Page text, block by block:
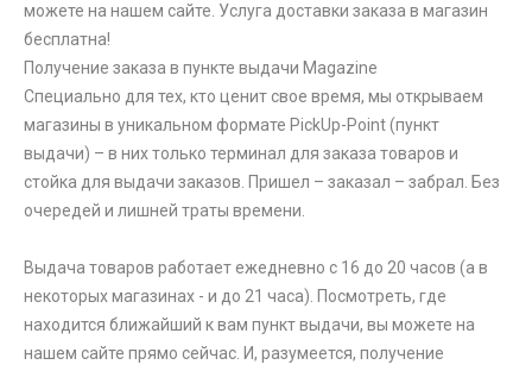
можете на нашем сайте. Услуга доставки заказа в магазин
бесплатна!
Получение заказа в пункте выдачи Magazine
Специально для тех, кто ценит свое время, мы открываем
магазины в уникальном формате PickUp-Point (пункт
выдачи) – в них только терминал для заказа товаров и
стойка для выдачи заказов. Пришел – заказал – забрал. Без
очередей и лишней траты времени.
Выдача товаров работает ежедневно с 16 до 20 часов (а в
некоторых магазинах - и до 21 часа). Посмотреть, где
находится ближайший к вам пункт выдачи, вы можете на
нашем сайте прямо сейчас. И, разумеется, получение